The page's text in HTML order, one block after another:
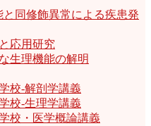
同修飾異常による疾患発
応用研究
生理機能の解明
校-解剖学講義
校-生理学講義
校・医学概論講義